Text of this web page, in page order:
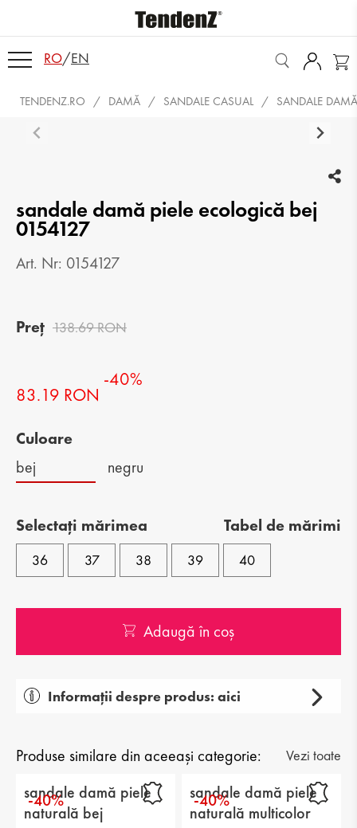
RO/EN
TENDENZ.RO DAMĂ SANDALE CASUAL SANDALE
sandale damă piele ecologică bej
0154127
Art. Nr: 0154127
Preț 138.69 RON
83.19 RON
-40%
Culoare
bej
negru
Selectați mărimea Tabel de mărimi
36 37 38 39 40
Adaugă în coș
Informații despre produs: aici
Tip: casual
Categorie: sandale
Partea superioară: piele ecologică
Produse similare din aceeași categorie: Vezi toate
-40%
sandale damă piele
naturală bej
-40%
sandale damă piele
naturală multicolor